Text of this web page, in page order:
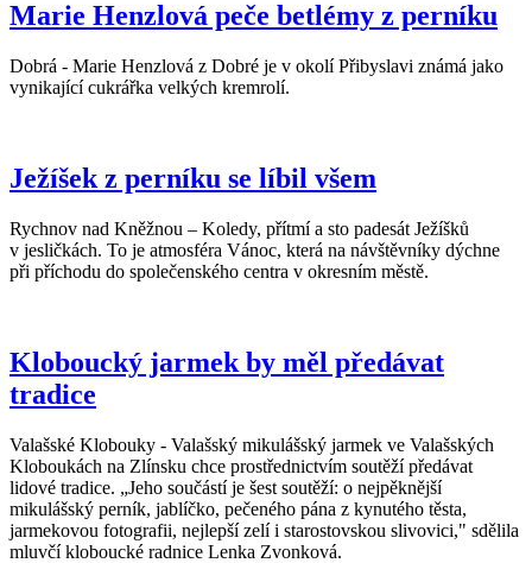
Marie Henzlová peče betlémy z perníku
Dobrá - Marie Henzlová z Dobré je v okolí Přibyslavi známá jako
vynikající cukrářka velkých kremrolí.
Ježíšek z perníku se líbil všem
Rychnov nad Kněžnou – Koledy, přítmí a sto padesát Ježíšků
v jesličkách. To je atmosféra Vánoc, která na návštěvníky dýchne
při příchodu do společenského centra v okresním městě.
Kloboucký jarmek by měl předávat
tradice
Valašské Klobouky - Valašský mikulášský jarmek ve Valašských
Kloboukách na Zlínsku chce prostřednictvím soutěží předávat
lidové tradice. „Jeho součástí je šest soutěží: o nejpěknější
mikulášský perník, jablíčko, pečeného pána z kynutého těsta,
jarmekovou fotografii, nejlepší zelí i starostovskou slivovici," sdělila
mluvčí kloboucké radnice Lenka Zvonková.